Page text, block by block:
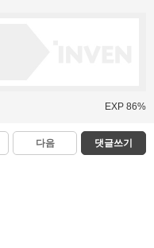
EXP 86%
다음 댓글쓰기